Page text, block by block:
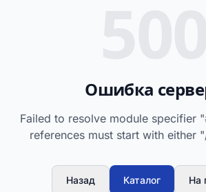
Ошибка
Failed to resolve module specifier
references must start with either
Назад Каталог На